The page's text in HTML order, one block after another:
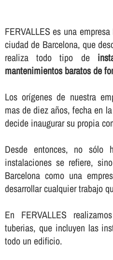
FERVALLES es una
ciudad de Barcelona, que
realiza todo tipo de
mantenimientos baratos de
Los orí­genes de nuestra
mas de diez años, fecha en
decide inaugurar su propia
Desde entonces, no
instalaciones se refiere,
Barcelona como una
desarrollar cualquier trabajo
En FERVALLES
tuberias, que incluyen las
todo un edificio.